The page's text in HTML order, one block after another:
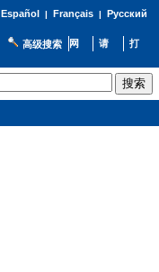
Español | Français| Русский
高级搜索